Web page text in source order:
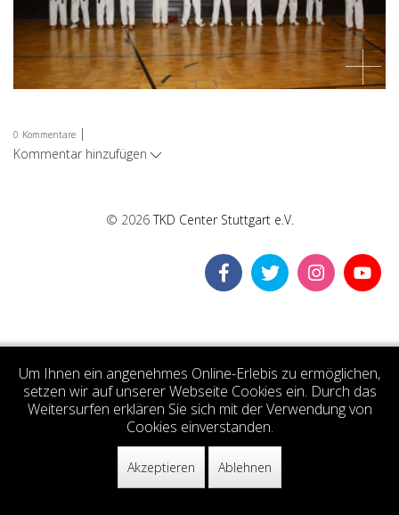
0 Kommentare |
Kommentar hinzufügen
© 2026TKD Center Stuttgart e.V.
Um Ihnen ein angenehmes Online-Erlebis zu ermöglichen,
setzen wir auf unserer Webseite Cookies ein. Durch das
Weitersurfen erklären Sie sich mit der Verwendung von
Cookies einverstanden.
Akzeptieren Ablehnen